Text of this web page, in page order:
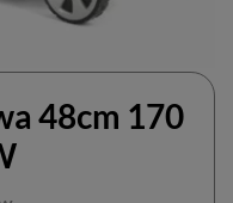
48cm 170